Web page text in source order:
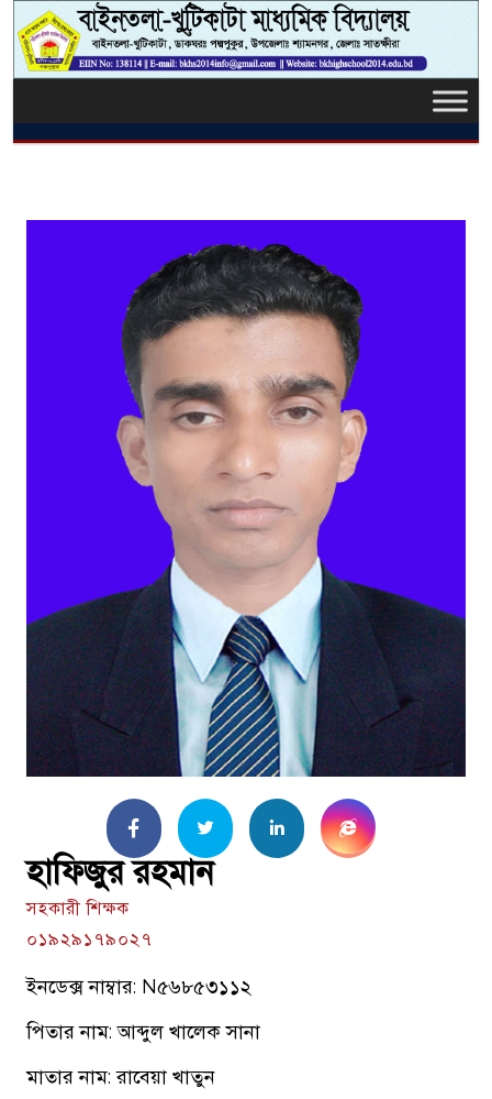
হাফিজুর রহমান
সহকারী শিক্ষক
০১৯২৯১৭৯০২৭
ইনডেক্স নাম্বার: N৫৬৮৫৩১১২
পিতার নাম: আব্দুল খালেক সানা
মাতার নাম: রাবেয়া খাতুন